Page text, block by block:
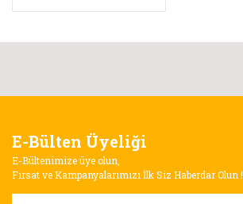
E-Bülten Üyeliği
E-Bültenimize üye olun,
Fırsat ve Kampanyalarımızı İlk Siz Haberdar Olun !